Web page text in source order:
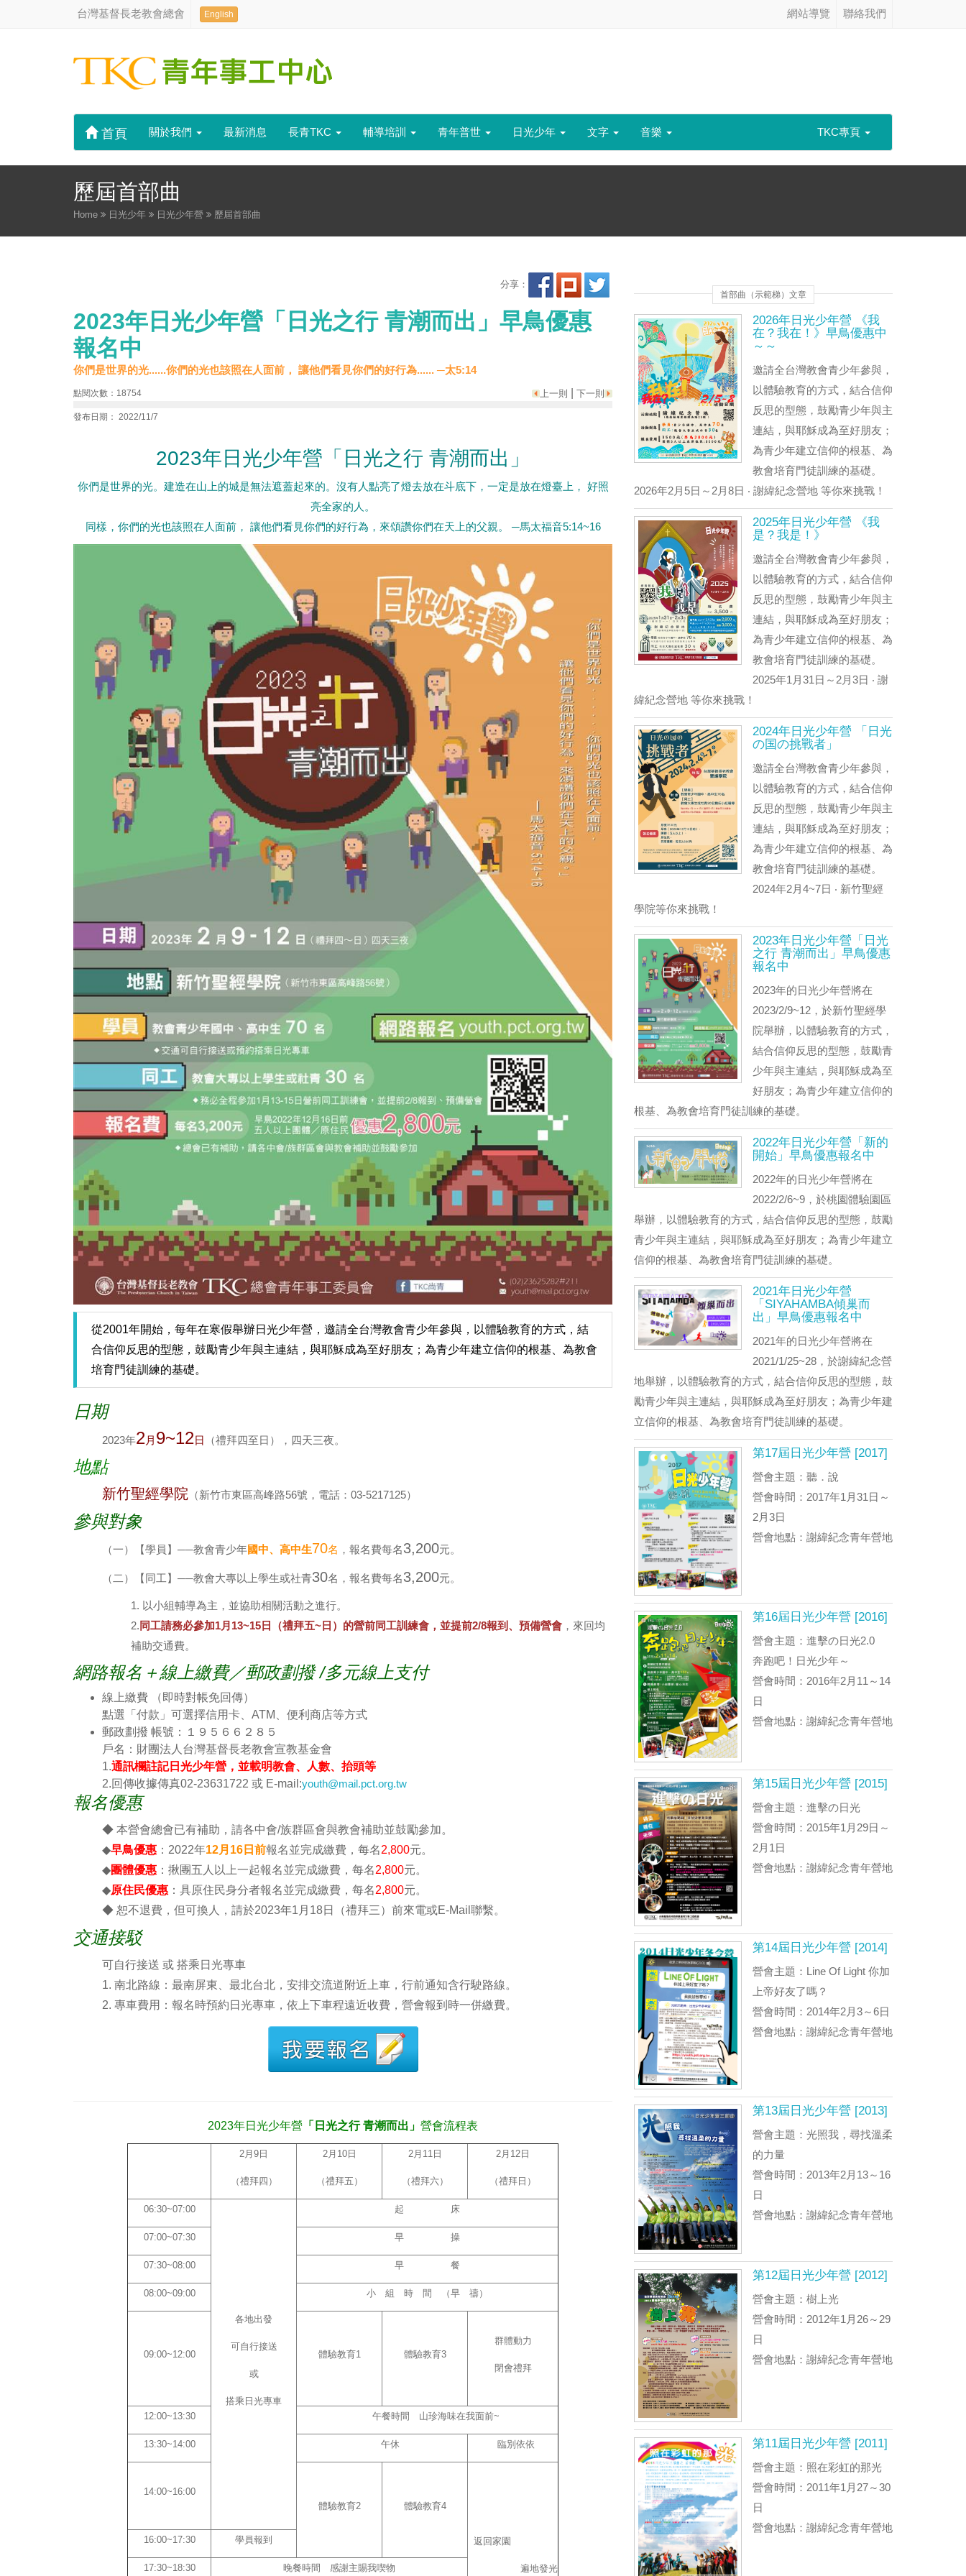
台灣基督長老教會總會 English 網站導覽 聯絡我們
首頁 關於我們 最新消息 長青TKC 輔導培訓 青年普世 日光少年 文字 音樂 TKC專頁
歷屆首部曲
Home 日光少年 日光少年營 歷屆首部曲
分享：
2023年日光少年營「日光之行 青潮而出」早鳥優惠
報名中
你們是世界的光......你們的光也該照在人面前， 讓他們看見你們的好行為...... ─太5:14
點閱次數：18754 上一則 下一則
發布日期： 2022/11/7
2023年日光少年營「日光之行 青潮而出」
你們是世界的光。建造在山上的城是無法遮蓋起來的。沒有人點亮了燈去放在斗底下，一定是放在燈臺上， 好照
亮全家的人。
同樣，你們的光也該照在人面前， 讓他們看見你們的好行為，來頌讚你們在天上的父親。 ─馬太福音5:14~16
從2001年開始，每年在寒假舉辦日光少年營，邀請全台灣教會青少年參與，以體驗教育的方式，結
合信仰反思的型態，鼓勵青少年與主連結，與耶穌成為至好朋友；為青少年建立信仰的根基、為教會
培育門徒訓練的基礎。
日期
2023年2月 9~12日 （禮拜四至日），四天三夜。
地點
新竹聖經學院 （新竹市東區高峰路56號，電話：03-5217125）
參與對象
（一）【學員】──教會青少年國中、高中生70名 ，報名費每名3,200元。
（二）【同工】──教會大專以上學生或社青30名，報名費每名3,200元。
1. 以小組輔導為主，並協助相關活動之進行。
2. 同工請務必參加1月13~15日（禮拜五~日）的營前同工訓練會，並提前2/8報到、預備營會 ，來回均
補助交通費。
網路報名＋線上繳費／郵政劃撥 /多元線上支付
線上繳費 （即時對帳免回傳）
點選「付款」可選擇信用卡、ATM、便利商店等方式
郵政劃撥 帳號：１９５６６２８５
戶名：財團法人台灣基督長老教會宣教基金會
1.通訊欄註記日光少年營，並載明教會、人數、抬頭等
2.回傳收據傳真02-23631722 或 E-mail:youth@mail.pct.org.tw
報名優惠
◆ 本營會總會已有補助，請各中會/族群區會與教會補助並鼓勵參加。
◆早鳥優惠 ：2022年12月16日前報名並完成繳費，每名2,800元。
◆團體優惠 ：揪團五人以上一起報名並完成繳費，每名2,800元。
◆原住民優惠 ：具原住民身分者報名並完成繳費，每名2,800元。
◆ 恕不退費，但可換人，請於2023年1月18日（禮拜三）前來電或E-Mail聯繫。
交通接駁
可自行接送 或 搭乘日光專車
1. 南北路線：最南屏東、最北台北，安排交流道附近上車，行前通知含行駛路線。
2. 專車費用：報名時預約日光專車，依上下車程遠近收費，營會報到時一併繳費。
2023年日光少年營 「日光之行 青潮而出」 營會流程表
2月9日
（禮拜四）
2月10日
（禮拜五）
2月11日
（禮拜六）
2月12日
（禮拜日）
06:30~07:00
各地出發
可自行接送
或
搭乘日光專車
起 床
07:00~07:30 早 操
07:30~08:00 早 餐
08:00~09:00 小 組 時 間 （早 禱）
09:00~12:00 體驗教育1 體驗教育3
群體動力
閉會禮拜
12:00~13:30 午餐時間 山珍海味在我面前~
13:30~14:00 午休 臨別依依
14:00~16:00
體驗教育2
體驗教育4
返回家園
遍地發光
16:00~17:30 學員報到
17:30~18:30 晚餐時間 感謝主賜我喫物
首部曲（示範梯）文章
2026年日光少年營 《我
在？我在！》早鳥優惠中
～～
邀請全台灣教會青少年參與，
以體驗教育的方式，結合信仰
反思的型態，鼓勵青少年與主
連結，與耶穌成為至好朋友；
為青少年建立信仰的根基、為
教會培育門徒訓練的基礎。
2026年2月5日～2月8日 ‧ 謝緯紀念營地 等你來挑戰！
2025年日光少年營 《我
是？我是！》
邀請全台灣教會青少年參與，
以體驗教育的方式，結合信仰
反思的型態，鼓勵青少年與主
連結，與耶穌成為至好朋友；
為青少年建立信仰的根基、為
教會培育門徒訓練的基礎。
2025年1月31日～2月3日 ‧ 謝
緯紀念營地 等你來挑戰！
2024年日光少年營 「日光
の国の挑戰者」
邀請全台灣教會青少年參與，
以體驗教育的方式，結合信仰
反思的型態，鼓勵青少年與主
連結，與耶穌成為至好朋友；
為青少年建立信仰的根基、為
教會培育門徒訓練的基礎。
2024年2月4~7日 ‧ 新竹聖經
學院等你來挑戰！
2023年日光少年營「日光
之行 青潮而出」早鳥優惠
報名中
2023年的日光少年營將在
2023/2/9~12，於新竹聖經學
院舉辦，以體驗教育的方式，
結合信仰反思的型態，鼓勵青
少年與主連結，與耶穌成為至
好朋友；為青少年建立信仰的
根基、為教會培育門徒訓練的基礎。
2022年日光少年營「新的
開始」早鳥優惠報名中
2022年的日光少年營將在
2022/2/6~9，於桃園體驗園區
舉辦，以體驗教育的方式，結合信仰反思的型態，鼓勵
青少年與主連結，與耶穌成為至好朋友；為青少年建立
信仰的根基、為教會培育門徒訓練的基礎。
2021年日光少年營
「SIYAHAMBA傾巢而
出」早鳥優惠報名中
2021年的日光少年營將在
2021/1/25~28，於謝緯紀念營
地舉辦，以體驗教育的方式，結合信仰反思的型態，鼓
勵青少年與主連結，與耶穌成為至好朋友；為青少年建
立信仰的根基、為教會培育門徒訓練的基礎。
第17屆日光少年營 [2017]
營會主題：聽．說
營會時間：2017年1月31日～
2月3日
營會地點：謝緯紀念青年營地
第16屆日光少年營 [2016]
營會主題：進擊の日光2.0
奔跑吧！日光少年～
營會時間：2016年2月11～14
日
營會地點：謝緯紀念青年營地
第15屆日光少年營 [2015]
營會主題：進擊の日光
營會時間：2015年1月29日～
2月1日
營會地點：謝緯紀念青年營地
第14屆日光少年營 [2014]
營會主題：Line Of Light 你加
上帝好友了嗎？
營會時間：2014年2月3～6日
營會地點：謝緯紀念青年營地
第13屆日光少年營 [2013]
營會主題：光照我，尋找溫柔
的力量
營會時間：2013年2月13～16
日
營會地點：謝緯紀念青年營地
第12屆日光少年營 [2012]
營會主題：樹上光
營會時間：2012年1月26～29
日
營會地點：謝緯紀念青年營地
第11屆日光少年營 [2011]
營會主題：照在彩虹的那光
營會時間：2011年1月27～30
日
營會地點：謝緯紀念青年營地